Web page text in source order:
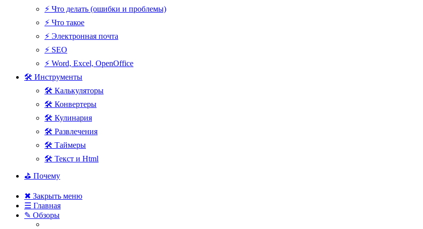
⚡ Что делать (ошибки и проблемы)
⚡ Что такое
⚡ Электронная почта
⚡ SEO
⚡ Word, Excel, OpenOffice
🛠 Инструменты
🛠 Калькуляторы
🛠 Конвертеры
🛠 Кулинария
🛠 Развлечения
🛠 Таймеры
🛠 Текст и Html
⛳ Почему
✖ Закрыть меню
☰ Главная
✎ Обзоры